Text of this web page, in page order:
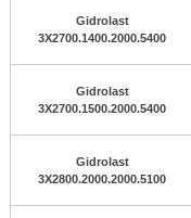
Gidrolast
3X2700.1400.2000.5400
Gidrolast
3X2700.1500.2000.5400
Gidrolast
3X2800.2000.2000.5100